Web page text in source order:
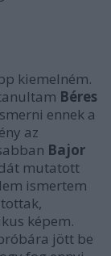
kiemelném.
Béres
ennek a
az
Bajor
mutatott
ismertem
képem.
jött be